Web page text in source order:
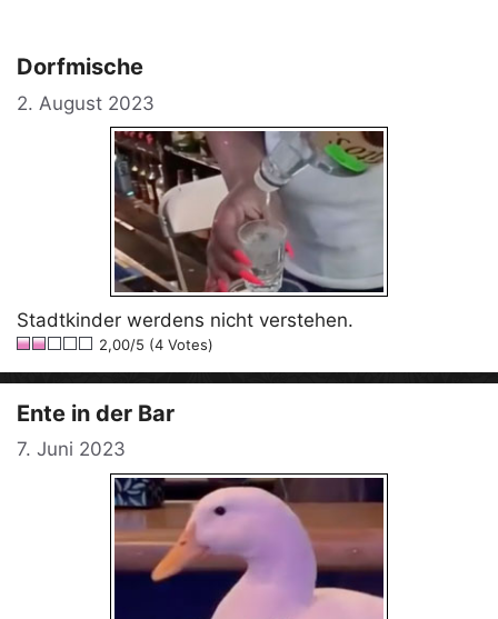
Dorfmische
2. August 2023
Stadtkinder werdens nicht verstehen.
2,00/5 (4 Votes)
Ente in der Bar
7. Juni 2023